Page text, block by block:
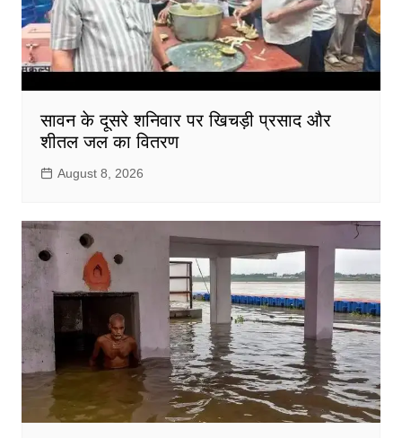
सावन के दूसरे शनिवार पर खिचड़ी प्रसाद और
शीतल जल का वितरण
August 8, 2026